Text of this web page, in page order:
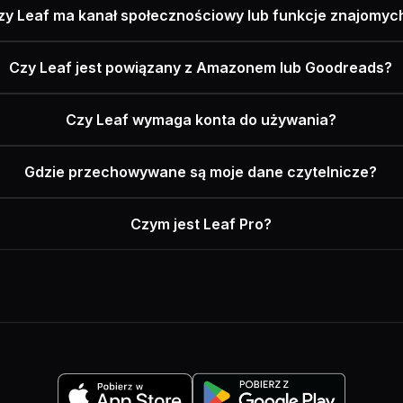
Leaf ma kanał społecznościowy lub funkcje
Czy Leaf jest powiązany z Amazonem lub Goodreads?
Czy Leaf wymaga konta do używania?
Gdzie przechowywane są moje dane czytelnicze?
Czym jest Leaf Pro?